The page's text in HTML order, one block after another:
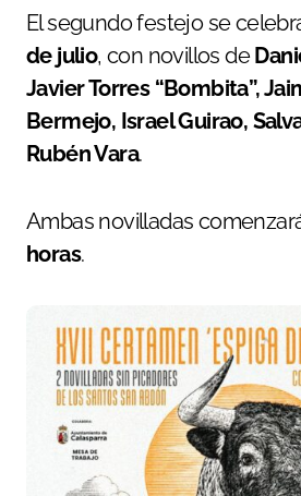
El segundo festejo se
de julio, con novillos de
Javier Torres “Bombita”,
Bermejo, Israel Guirao,
Rubén Vara.
Ambas novilladas
horas.